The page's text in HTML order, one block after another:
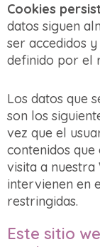
Cookies
datos siguen
ser accedidos
definido por el
Los datos que
son los
vez que el
contenidos
visita a nuestra
intervienen en
restringidas.
Este sitio